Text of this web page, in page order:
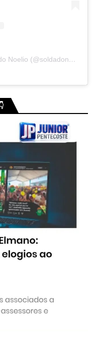
Um post compartilhado por Soldado Noelio (@soldadonoelio)